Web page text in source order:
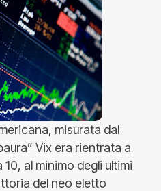
misurata dal
Vix era rientrata a
al minimo degli ultimi
del neo eletto